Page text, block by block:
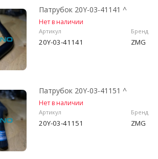
Патрубок 20Y-03-41141 ^
Нет в наличии
Артикул
20Y-03-41141
Бренд
ZMG
Патрубок 20Y-03-41151 ^
Нет в наличии
Артикул
20Y-03-41151
Бренд
ZMG